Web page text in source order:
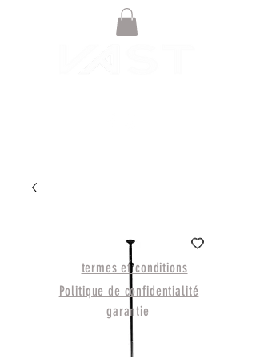
BOARDSPORTS 2021
termes et conditions
Politique de confidentialité
garantie